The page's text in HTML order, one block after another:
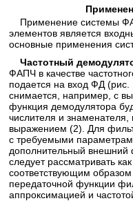
Применение системы
элементов является
основные применения
Частотный
ФАПЧ в качестве
подается на вход ФД
снимается, например, с
функция демодулятора
числителя и
выражением (2). Для
с требуемыми
дополнительный
следует рассматривать
соответствующим
передаточной функции
аппроксимацией и